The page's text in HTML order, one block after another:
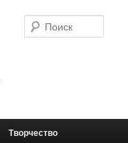
Творчество